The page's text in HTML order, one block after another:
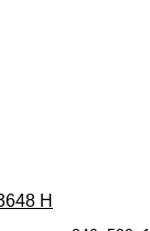
Н